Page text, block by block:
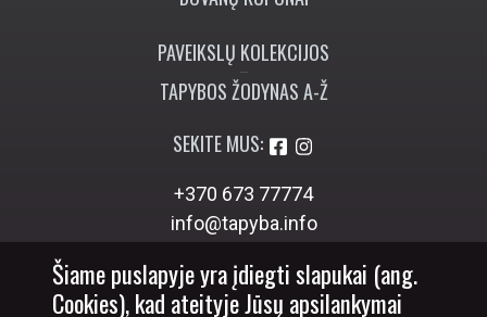
PAVEIKSLŲ KOLEKCIJOS
TAPYBOS ŽODYNAS A-Ž
SEKITE MUS:
+370 673 77774
info@tapyba.info
Šiame puslapyje yra įdiegti slapukai (ang.
Cookies), kad ateityje Jūsų apsilankymai